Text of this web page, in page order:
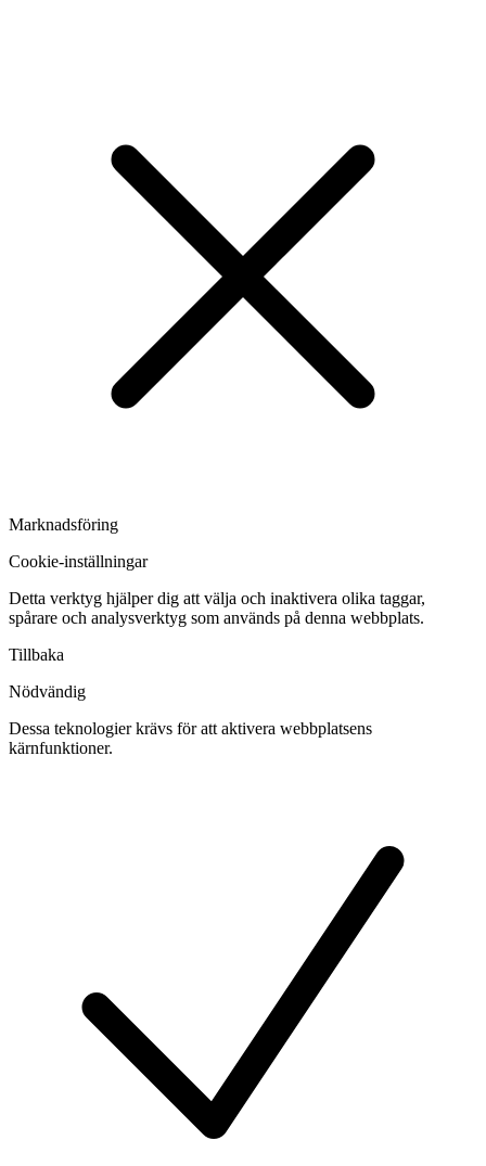
Marknadsföring
Cookie-inställningar
Detta verktyg hjälper dig att välja och inaktivera olika taggar,
spårare och analysverktyg som används på denna webbplats.
Tillbaka
Nödvändig
Dessa teknologier krävs för att aktivera webbplatsens
kärnfunktioner.